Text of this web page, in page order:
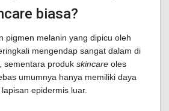
biasa?
pigmen melanin yang dipicu oleh
mengendap sangat dalam di
sementara produk skincare oles
umumnya hanya memiliki daya
epidermis luar.